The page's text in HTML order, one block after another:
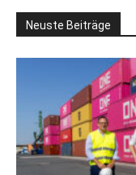
Neuste Beiträge